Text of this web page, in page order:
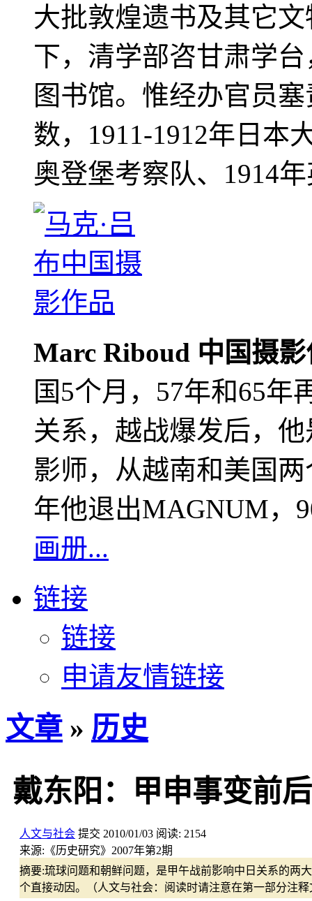
大批敦煌遗书及其它
下，清学部咨甘肃学
图书馆。惟经办官员
数，1911-1912年日本
奥登堡考察队、1914
Marc Riboud 中国摄
国5个月，57年和65年
关系，越战爆发后，
影师，从越南和美国
年他退出MAGNUM，
画册...
链接
链接
申请友情链接
文章 » 历史
戴东阳：甲申事变前
人文与社会 提交 2010/01/03 阅读: 2154
来源: 《历史研究》2007年第2期
摘要:琉球问题和朝鲜问题，是甲午战前影响中日关系的两
个直接动因。（人文与社会：阅读时请注意在第一部分注